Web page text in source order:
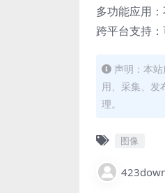
多功能应用
跨平台支持
声明：本
用、采集、发
理。
图像